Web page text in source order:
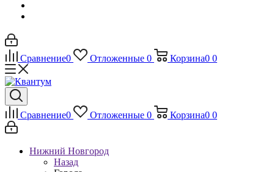
Сравнение0 Отложенные 0 Корзина0 0
Сравнение0 Отложенные 0 Корзина0 0
Нижний Новгород
Назад